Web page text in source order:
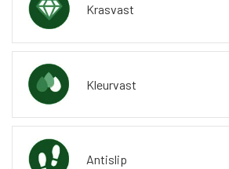
Krasvast
Kleurvast
Antislip